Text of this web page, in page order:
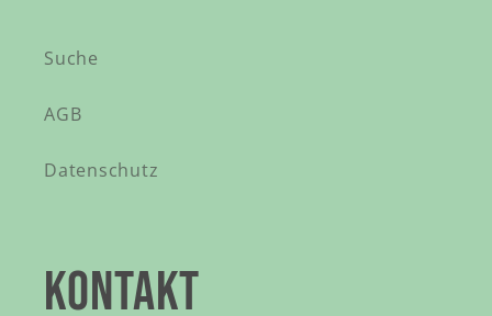
Suche
AGB
Datenschutz
KONTAKT